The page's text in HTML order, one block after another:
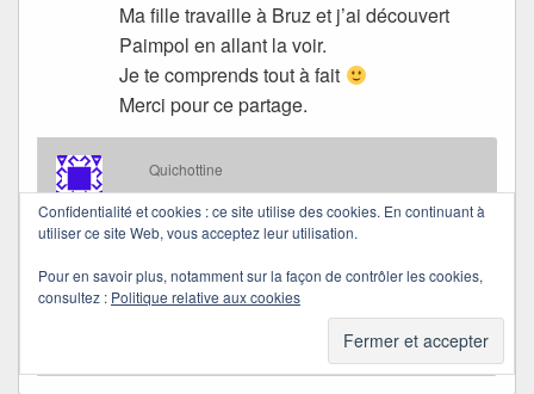
Ma fille travaille à Bruz et j’ai découvert
Paimpol en allant la voir.
Je te comprends tout à fait
Merci pour ce partage.
Quichottine
dans18/04/2014 à 20:19a dit :
J’aime aussi beaucoup.
Merci pour ce partage Emmanuelle.
Confidentialité et cookies : ce site utilise des cookies. En continuant à
utiliser ce site Web, vous acceptez leur utilisation.
Pour en savoir plus, notamment sur la façon de contrôler les cookies,
consultez : Politique relative aux cookies